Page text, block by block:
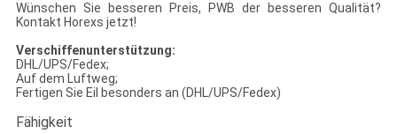
Wünschen Sie besseren Preis, PWB der besseren Qualität?
Kontakt Horexs jetzt!
Verschiffenunterstützung:
DHL/UPS/Fedex;
Auf dem Luftweg;
Fertigen Sie Eil besonders an (DHL/UPS/Fedex)
Fähigkeit